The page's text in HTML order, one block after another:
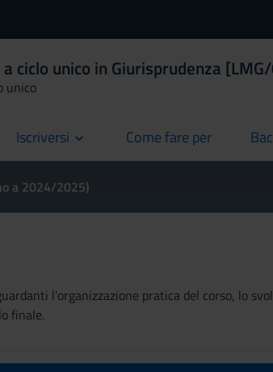
ciclo unico in Giurisprudenza
unico
Iscriversi Come fare per
current
a 2024/2025)
l'organizzazione pratica del corso,
finale.